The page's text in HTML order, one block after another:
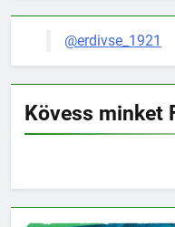
@erdivse_1921
Kövess minket